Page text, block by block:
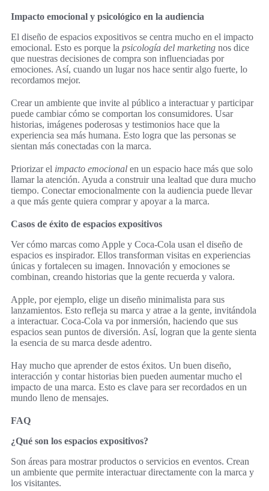
Impacto emocional y psicológico en la audiencia
El diseño de espacios expositivos se centra mucho en el impacto
emocional. Esto es porque la psicología del marketing nos dice
que nuestras decisiones de compra son influenciadas por
emociones. Así, cuando un lugar nos hace sentir algo fuerte, lo
recordamos mejor.
Crear un ambiente que invite al público a interactuar y participar
puede cambiar cómo se comportan los consumidores. Usar
historias, imágenes poderosas y testimonios hace que la
experiencia sea más humana. Esto logra que las personas se
sientan más conectadas con la marca.
Priorizar el impacto emocional en un espacio hace más que solo
llamar la atención. Ayuda a construir una lealtad que dura mucho
tiempo. Conectar emocionalmente con la audiencia puede llevar
a que más gente quiera comprar y apoyar a la marca.
Casos de éxito de espacios expositivos
Ver cómo marcas como Apple y Coca-Cola usan el diseño de
espacios es inspirador. Ellos transforman visitas en experiencias
únicas y fortalecen su imagen. Innovación y emociones se
combinan, creando historias que la gente recuerda y valora.
Apple, por ejemplo, elige un diseño minimalista para sus
lanzamientos. Esto refleja su marca y atrae a la gente, invitándola
a interactuar. Coca-Cola va por inmersión, haciendo que sus
espacios sean puntos de diversión. Así, logran que la gente sienta
la esencia de su marca desde adentro.
Hay mucho que aprender de estos éxitos. Un buen diseño,
interacción y contar historias bien pueden aumentar mucho el
impacto de una marca. Esto es clave para ser recordados en un
mundo lleno de mensajes.
FAQ
¿Qué son los espacios expositivos?
Son áreas para mostrar productos o servicios en eventos. Crean
un ambiente que permite interactuar directamente con la marca y
los visitantes.